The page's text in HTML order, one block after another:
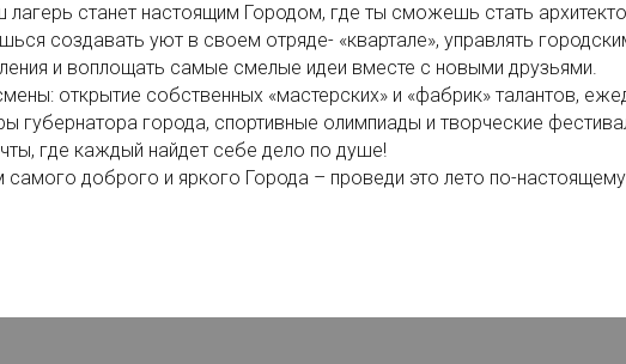
станет настоящим Городом, где ты сможешь стать
создавать уют в своем отряде- «квартале», управлять
и воплощать самые смелые идеи вместе с новыми друзьями.
открытие собственных «мастерских» и «фабрик» талантов,
губернатора города, спортивные олимпиады и творческие
где каждый найдет себе дело по душе!
доброго и яркого Города – проведи это лето по-настоящему